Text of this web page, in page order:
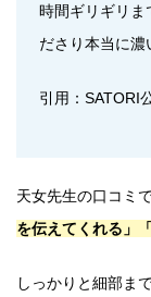
時間ギリギリま
ださり本当に濃
引用：SATORI
天女先生の口コミ
を伝えてくれる」
しっかりと細部ま